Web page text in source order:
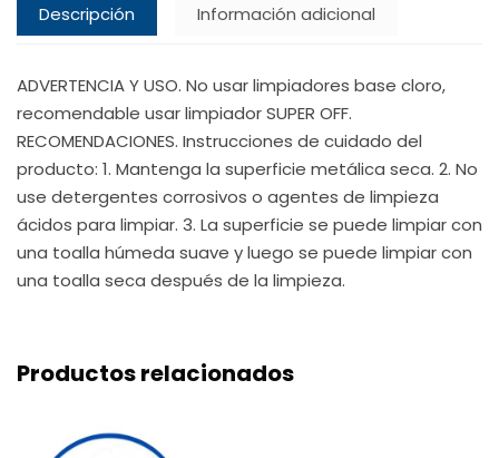
Descripción Información adicional
ADVERTENCIA Y USO. No usar limpiadores base cloro,
recomendable usar limpiador SUPER OFF.
RECOMENDACIONES. Instrucciones de cuidado del
producto: 1. Mantenga la superficie metálica seca. 2. No
use detergentes corrosivos o agentes de limpieza
ácidos para limpiar. 3. La superficie se puede limpiar con
una toalla húmeda suave y luego se puede limpiar con
una toalla seca después de la limpieza.
Productos relacionados